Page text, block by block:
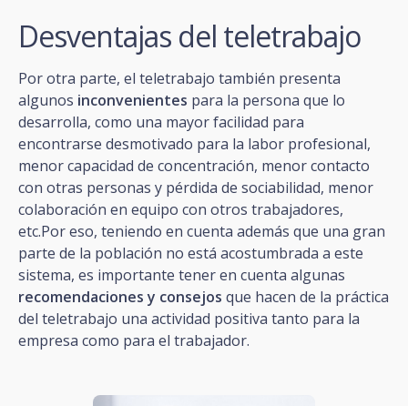
Desventajas del teletrabajo
Por otra parte, el teletrabajo también presenta
algunos inconvenientes para la persona que lo
desarrolla, como una mayor facilidad para
encontrarse desmotivado para la labor profesional,
menor capacidad de concentración, menor contacto
con otras personas y pérdida de sociabilidad, menor
colaboración en equipo con otros trabajadores,
etc.Por eso, teniendo en cuenta además que una gran
parte de la población no está acostumbrada a este
sistema, es importante tener en cuenta algunas
recomendaciones y consejos que hacen de la práctica
del teletrabajo una actividad positiva tanto para la
empresa como para el trabajador.